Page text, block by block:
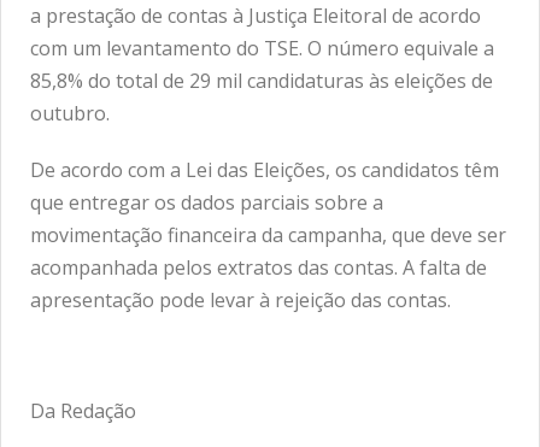
a prestação de contas à Justiça Eleitoral de acordo
com um levantamento do TSE. O número equivale a
85,8% do total de 29 mil candidaturas às eleições de
outubro.
De acordo com a Lei das Eleições, os candidatos têm
que entregar os dados parciais sobre a
movimentação financeira da campanha, que deve ser
acompanhada pelos extratos das contas. A falta de
apresentação pode levar à rejeição das contas.
Da Redação